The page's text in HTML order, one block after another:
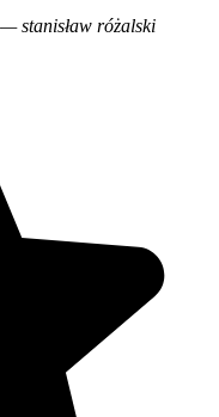
— stanisław różalski